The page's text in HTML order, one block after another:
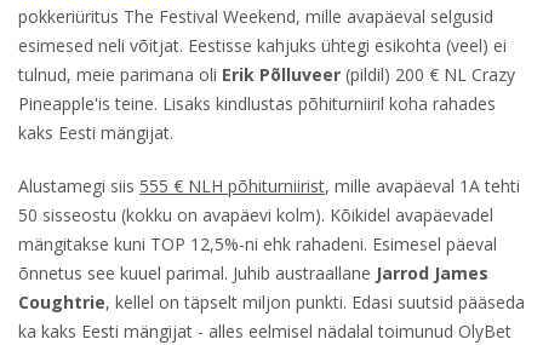
pokkeriüritus The Festival Weekend, mille avapäeval selgusid
esimesed neli võitjat. Eestisse kahjuks ühtegi esikohta (veel) ei
tulnud, meie parimana oli Erik Põlluveer (pildil) 200 € NL Crazy
Pineapple'is teine. Lisaks kindlustas põhiturniiril koha rahades
kaks Eesti mängijat.
Alustamegi siis 555 € NLH põhiturniirist, mille avapäeval 1A tehti
50 sisseostu (kokku on avapäevi kolm). Kõikidel avapäevadel
mängitakse kuni TOP 12,5%-ni ehk rahadeni. Esimesel päeval
õnnetus see kuuel parimal. Juhib austraallane Jarrod James
Coughtrie, kellel on täpselt miljon punkti. Edasi suutsid pääseda
ka kaks Eesti mängijat - alles eelmisel nädalal toimunud OlyBet